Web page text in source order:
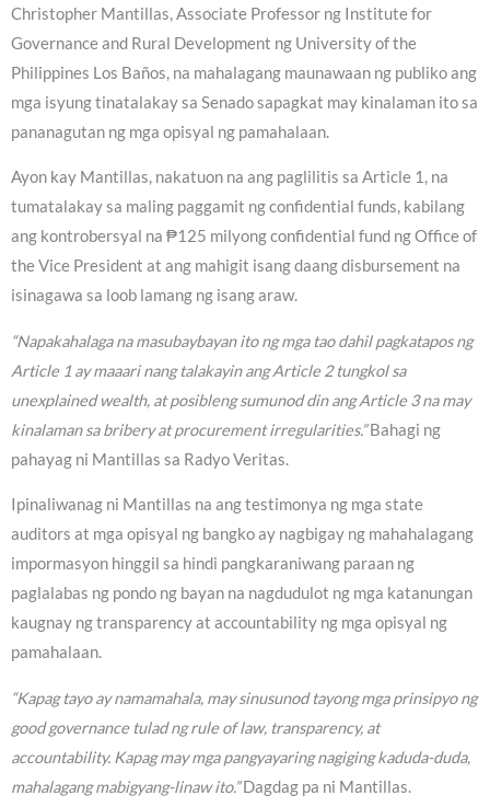
Christopher Mantillas, Associate Professor ng Institute for
Governance and Rural Development ng University of the
Philippines Los Baños, na mahalagang maunawaan ng publiko ang
mga isyung tinatalakay sa Senado sapagkat may kinalaman ito sa
pananagutan ng mga opisyal ng pamahalaan.
Ayon kay Mantillas, nakatuon na ang paglilitis sa Article 1, na
tumatalakay sa maling paggamit ng confidential funds, kabilang
ang kontrobersyal na ₱125 milyong confidential fund ng Office of
the Vice President at ang mahigit isang daang disbursement na
isinagawa sa loob lamang ng isang araw.
“Napakahalaga na masubaybayan ito ng mga tao dahil pagkatapos ng
Article 1 ay maaari nang talakayin ang Article 2 tungkol sa
unexplained wealth, at posibleng sumunod din ang Article 3 na may
kinalaman sa bribery at procurement irregularities.”Bahagi ng
pahayag ni Mantillas sa Radyo Veritas.
Ipinaliwanag ni Mantillas na ang testimonya ng mga state
auditors at mga opisyal ng bangko ay nagbigay ng mahahalagang
impormasyon hinggil sa hindi pangkaraniwang paraan ng
paglalabas ng pondo ng bayan na nagdudulot ng mga katanungan
kaugnay ng transparency at accountability ng mga opisyal ng
pamahalaan.
“Kapag tayo ay namamahala, may sinusunod tayong mga prinsipyo ng
good governance tulad ng rule of law, transparency, at
accountability. Kapag may mga pangyayaring nagiging kaduda-duda,
mahalagang mabigyang-linaw ito.”Dagdag pa ni Mantillas.